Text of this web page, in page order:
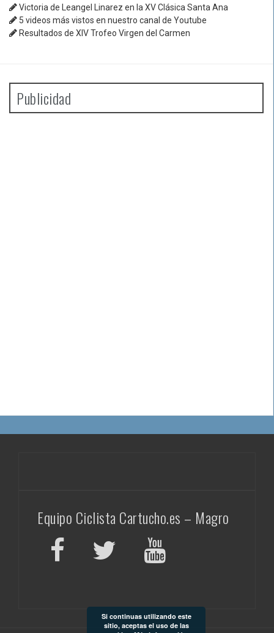
Victoria de Leangel Linarez en la XV Clásica Santa Ana
5 videos más vistos en nuestro canal de Youtube
Resultados de XIV Trofeo Virgen del Carmen
Publicidad
Equipo Ciclista Cartucho.es – Magro
Si continuas utilizando este
sitio, aceptas el uso de las